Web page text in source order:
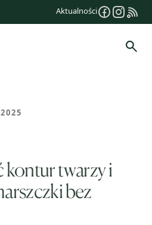
Aktualności
kontur twarzy i
bez